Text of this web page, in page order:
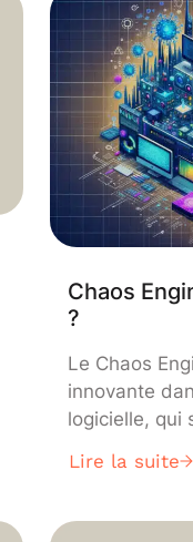
Chaos
?
Le Chaos
innovante
logicielle, qui
l’introduction
Lire la suite